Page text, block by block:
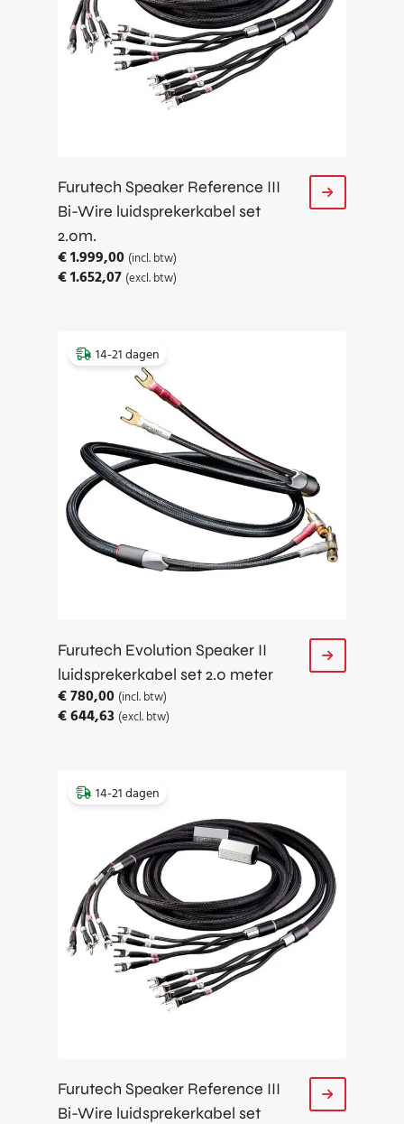
Furutech Speaker Reference III
Bi-Wire luidsprekerkabel set
2.0m.
€1.999,00 (incl. btw)
€1.652,07 (excl. btw)
14-21 dagen
Furutech Evolution Speaker II
luidsprekerkabel set 2.0 meter
€780,00 (incl. btw)
€644,63 (excl. btw)
14-21 dagen
Furutech Speaker Reference III
Bi-Wire luidsprekerkabel set